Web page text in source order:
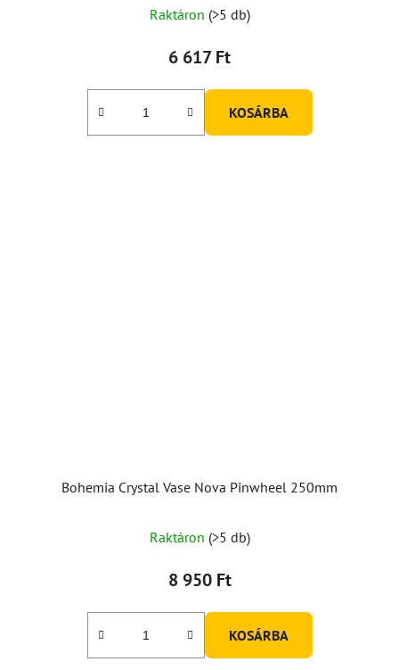
Raktáron (>5 db)
6 617 Ft
KOSÁRBA
Bohemia Crystal Vase Nova Pinwheel 250mm
termék
átlagos
5-
Raktáron (>5 db)
8 950 Ft
KOSÁRBA